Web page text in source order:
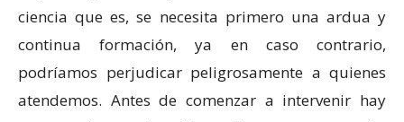
ciencia que es, se necesita primero una ardua y
continua formación, ya en caso contrario,
podríamos perjudicar peligrosamente a quienes
atendemos. Antes de comenzar a intervenir hay